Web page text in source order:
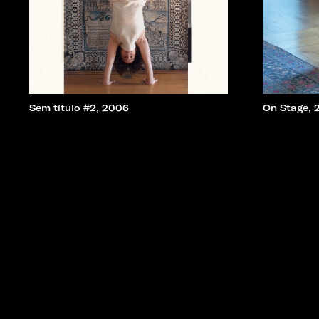
Sem título #2, 2006 On Stage,